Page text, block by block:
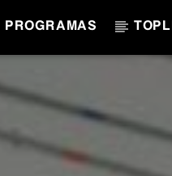
PROGRAMAS